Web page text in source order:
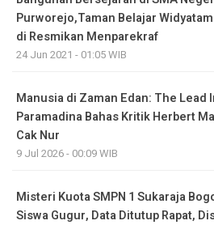
Purworejo,Taman Belajar
di Resmikan Menparekraf
24 Jun 2021 - 01:05 WIB
Manusia di Zaman Edan: The Lead
Paramadina Bahas Kritik Herbert
Cak Nur
9 Jul 2026 - 00:09 WIB
Misteri Kuota SMPN 1 Sukaraja
Siswa Gugur, Data Ditutup Rapat,